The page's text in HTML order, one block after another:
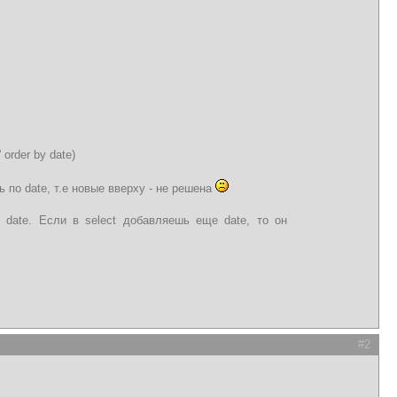
order by date)
по date, т.е новые вверху - не решена
date. Если в select добавляешь еще date, то он
#2